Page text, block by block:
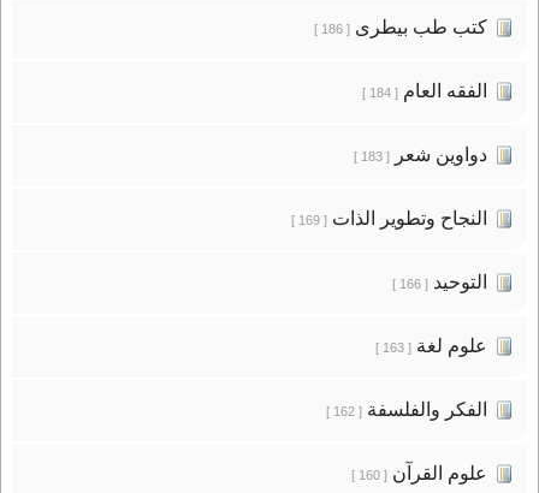
كتب طب بيطرى[ 186 ]
الفقه العام[ 184 ]
دواوين شعر[ 183 ]
النجاح وتطوير الذات[ 169 ]
التوحيد[ 166 ]
علوم لغة[ 163 ]
الفكر والفلسفة[ 162 ]
علوم القرآن[ 160 ]